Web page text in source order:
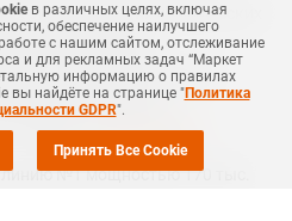
энергетических и химических
производство
№1 в провинции Гуандун
планового
сообщилPolymerupdate.
№1 мощностью 170 тыс.
в различных целях, включая
обеспечение наилучшего
с нашим сайтом, отслеживание
и для рекламных задач “Маркет
информацию о правилах
вы найдёте на странице "Политика
GDPR".
Принять Все Cookie